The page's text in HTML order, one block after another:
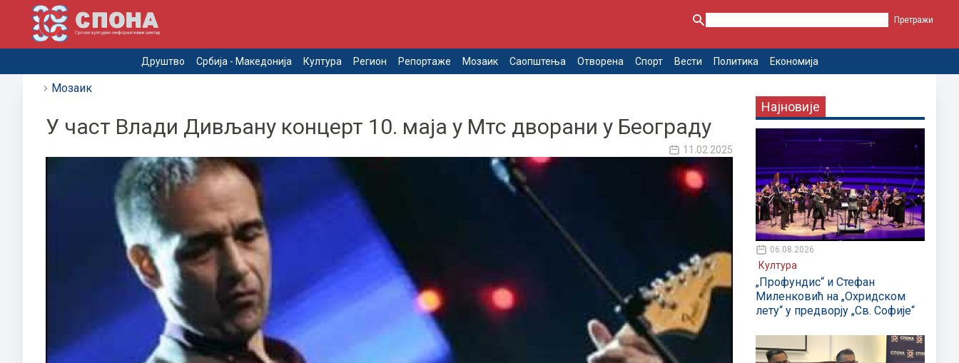
Друштво Србија - Македонија Култура Регион Репортаже Мозаик Саопштења Отворена Спорт Вести Политика Економија
Мозаик
У част Влади Дивљану концерт 10. маја у Мтс дворани у Београду
11.02.2025
Најновије
06.08.2026
Култура
„Профундис“ и Стефан
Миленковић на „Охридском
лету“ у предворју „Св. Софије“